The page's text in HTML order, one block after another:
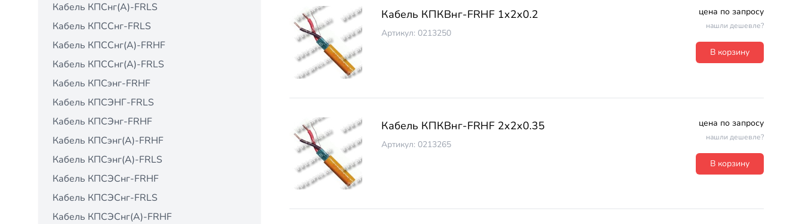
Кабель КПСнг(А)-FRLS
Кабель КПССнг-FRLS
Кабель КПССнг(А)-FRHF
Кабель КПССнг(А)-FRLS
Кабель КПСэнг-FRHF
Кабель КПСЭНГ-FRLS
Кабель КПСЭнг-FRНF
Кабель КПСэнг(А)-FRHF
Кабель КПСэнг(А)-FRLS
Кабель КПСЭСнг-FRHF
Кабель КПСЭСнг-FRLS
Кабель КПСЭСнг(А)-FRHF
Кабель КПКВнг-FRНF 1х2х0.2
Артикул: 0213250
цена по запросу
нашли дешевле?
В корзину
Кабель КПКВнг-FRНF 2х2х0.35
Артикул: 0213265
цена по запросу
нашли дешевле?
В корзину